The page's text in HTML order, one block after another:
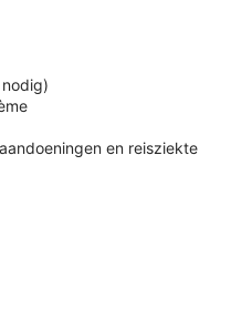
en reisziekte